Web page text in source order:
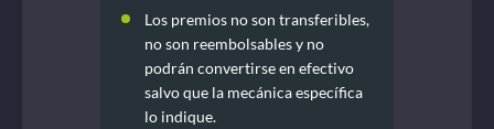
Los premios no son transferibles,
no son reembolsables y no
podrán convertirse en efectivo
salvo que la mecánica específica
lo indique.